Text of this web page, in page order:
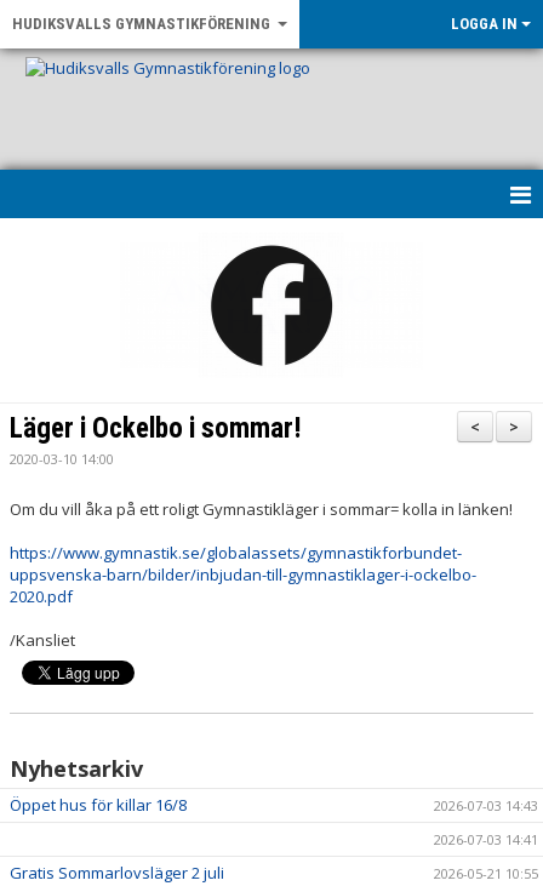
HUDIKSVALLS GYMNASTIKFÖRENING LOGGA IN
NYHETER
LF GÄVLEBORG - RÖRELSE FÖR ALLA
HYRA/BOKNING
LEDARE
GDPR
VÅR HISTORIA
>
<
Läger i Ockelbo i sommar!
2020-03-10 14:00
Om du vill åka på ett roligt Gymnastikläger i sommar= kolla in länken!
https://www.gymnastik.se/globalassets/gymnastikforbundet-
uppsvenska-barn/bilder/inbjudan-till-gymnastiklager-i-ockelbo-
2020.pdf
/Kansliet
Nyhetsarkiv
Öppet hus för killar 16/8
2026-07-03 14:43
2026-07-03 14:41
Gratis Sommarlovsläger 2 juli 2026-05-21 10:55